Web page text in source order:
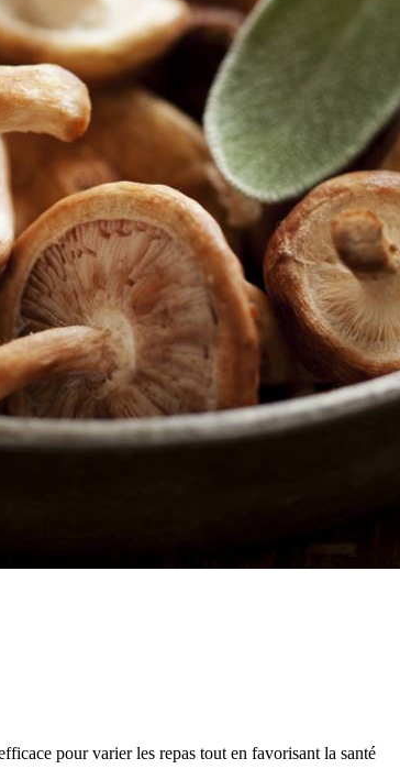
pour varier les repas tout en favorisant la santé